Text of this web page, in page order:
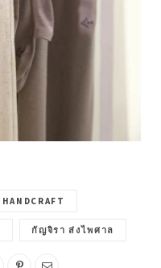
กัญจิรา ส่งไพศาล